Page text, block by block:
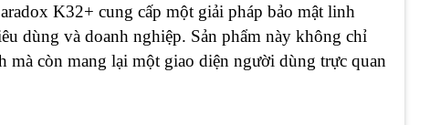
K32+ cung cấp một giải pháp bảo mật linh
dùng và doanh nghiệp. Sản phẩm này không chỉ
mà còn mang lại một giao diện người dùng trực quan